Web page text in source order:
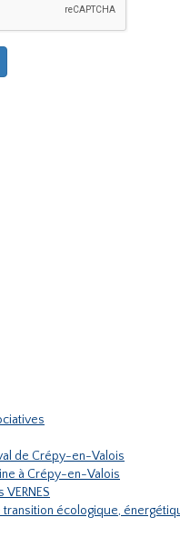
de Crépy-en-Valois
à Crépy-en-Valois
écologique,